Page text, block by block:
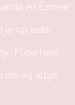
en Esmee
je op ieder
Flow heel
die wij altijd